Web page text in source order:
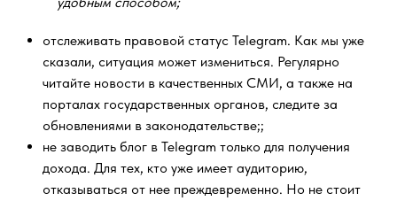
отслеживать правовой статус Telegram. Как мы уже
сказали, ситуация может измениться. Регулярно
читайте новости в качественных СМИ, а также на
порталах государственных органов, следите за
обновлениями в законодательстве;;
не заводить блог в Telegram только для получения
дохода. Для тех, кто уже имеет аудиторию,
отказываться от нее преждевременно. Но не стоит